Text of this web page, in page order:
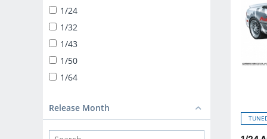
TUNED PARTS
BIKE
1/12 DIECAST MOTORCYCLE
1/32 TRUCK-YAROU
1/32 VALUE DEKOTORA
DEKOTORA PARTS
1/64 MINIDEKO NEXT
1/24
1/32
1/43
1/50
1/64
Release Month